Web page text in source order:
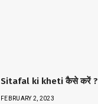
Sitafal ki kheti कैसे करें ?
FEBRUARY 2, 2023